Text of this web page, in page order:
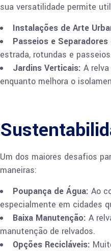
sua versatilidade permite
Instalações de Arte
Passeios e
estrada, rotundas e
Jardins Verticais: A
enquanto melhora o
Um dos maiores desafios
maneiras:
Poupança de Água: Ao
especialmente em cidades
Baixa Manutenção: A
manutenção de relvados.
Opções Recicláveis: